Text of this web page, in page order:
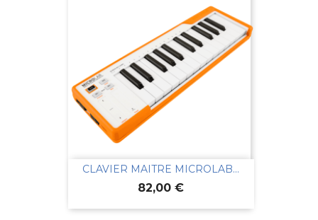
CLAVIER MAITRE MICROLAB...
Prix
82,00 €